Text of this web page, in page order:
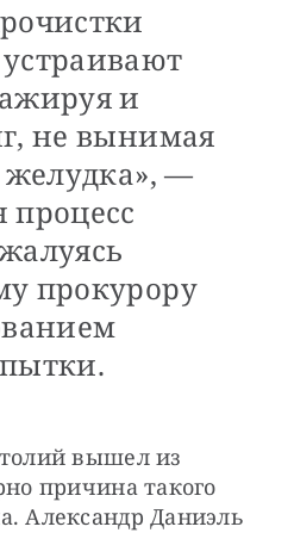
и
не вынимая
желудка», —
прокурору
вышел из
причина такого
Александр Даниэль